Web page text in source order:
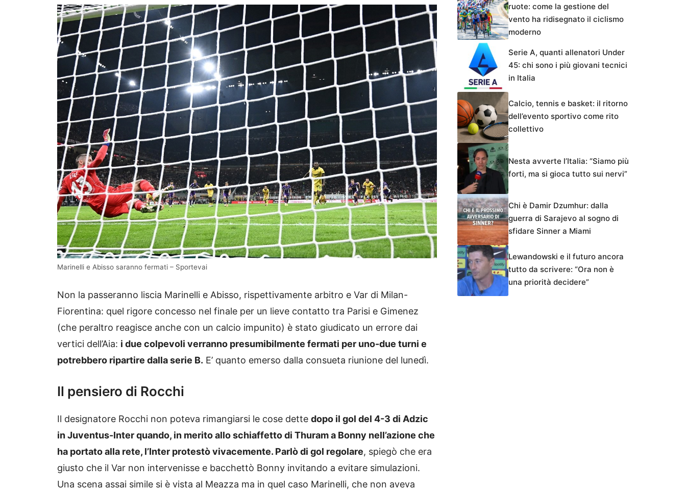
Marinelli e Abisso saranno fermati – Sportevai
Non la passeranno liscia Marinelli e Abisso, rispettivamente arbitro e Var di Milan-
Fiorentina: quel rigore concesso nel finale per un lieve contatto tra Parisi e Gimenez
(che peraltro reagisce anche con un calcio impunito) è stato giudicato un errore dai
vertici dell’Aia: i due colpevoli verranno presumibilmente fermati per uno-due turni e
potrebbero ripartire dalla serie B. E’ quanto emerso dalla consueta riunione del lunedì.
Il pensiero di Rocchi
Il designatore Rocchi non poteva rimangiarsi le cose dette dopo il gol del 4-3 di Adzic
in Juventus-Inter quando, in merito allo schiaffetto di Thuram a Bonny nell’azione che
ha portato alla rete, l’Inter protestò vivacemente. Parlò di gol regolare, spiegò che era
giusto che il Var non intervenisse e bacchettò Bonny invitando a evitare simulazioni.
Una scena assai simile si è vista al Meazza ma in quel caso Marinelli, che non aveva
ruote: come la gestione del
vento ha ridisegnato il ciclismo
moderno
Serie A, quanti allenatori Under
45: chi sono i più giovani tecnici
in Italia
Calcio, tennis e basket: il ritorno
dell’evento sportivo come rito
collettivo
Nesta avverte l’Italia: “Siamo più
forti, ma si gioca tutto sui nervi”
Chi è Damir Dzumhur: dalla
guerra di Sarajevo al sogno di
sfidare Sinner a Miami
Lewandowski e il futuro ancora
tutto da scrivere: “Ora non è
una priorità decidere”